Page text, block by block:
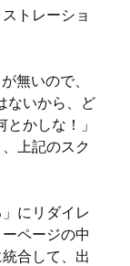
トレーショ
無いので、
ないから、ど
かしな！」
上記のスク
にリダイレ
ページの中
合して、出